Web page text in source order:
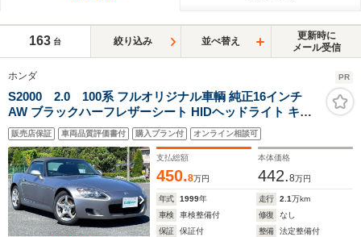
163 台 絞り込み 並べ替え
更新時に
メール受信
ホンダ PR
S2000 2.0 100系 フルオリジナル車輌 純正16インチ
AW ブラックハーフレザーシート HIDヘッドライト キー
レス
販売店保証 車両品質評価書付 購入プラン付 オンライン相談可
支払総額
450.8万円
本体価格
442.8万円
年式 1999年 走行 2.1万km
車検
車検整備付 修復
なし
保証
保証付 整備
法定整備付